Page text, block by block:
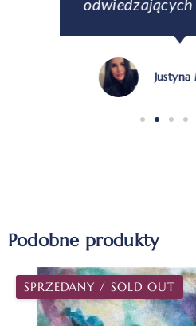
Podobne produkty